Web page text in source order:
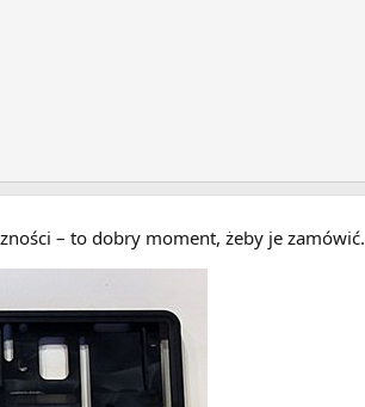
– to dobry moment, żeby je zamówić.